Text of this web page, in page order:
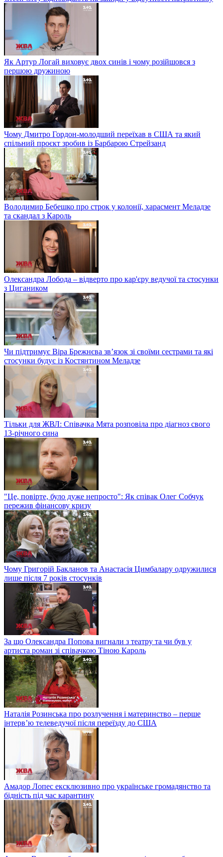
Як Артур Логай виховує двох синів і чому розійшовся з
першою дружиною
Чому Дмитро Гордон-молодший переїхав в США та який
спільний проєкт зробив із Барбарою Стрейзанд
Володимир Бебешко про строк у колонії, харасмент Меладзе
та скандал з Кароль
Олександра Лобода – відверто про кар'єру ведучої та стосунки
з Цигаником
Чи підтримує Віра Брежнєва зв’язок зі своїми сестрами та які
стосунки будує із Костянтином Меладзе
Тільки для ЖВЛ: Співачка Мята розповіла про діагноз свого
13-річного сина
"Це, повірте, було дуже непросто": Як співак Олег Собчук
пережив фінансову кризу
Чому Григорій Бакланов та Анастасія Цимбалару одружилися
лише після 7 років стосунків
За що Олександра Попова вигнали з театру та чи був у
артиста роман зі співачкою Тіною Кароль
Наталія Розинська про розлучення і материнство – перше
інтерв’ю телеведучої після переїзду до США
Амадор Лопес ексклюзивно про українське громадянство та
бідність під час карантину